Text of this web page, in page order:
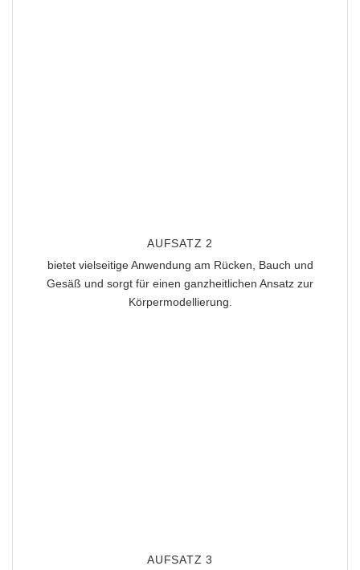
AUFSATZ 2
bietet vielseitige Anwendung am Rücken, Bauch und
Gesäß und sorgt für einen ganzheitlichen Ansatz zur
Körpermodellierung.
AUFSATZ 3